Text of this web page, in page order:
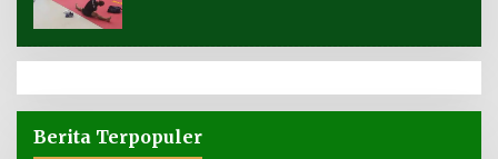
Berita Terpopuler